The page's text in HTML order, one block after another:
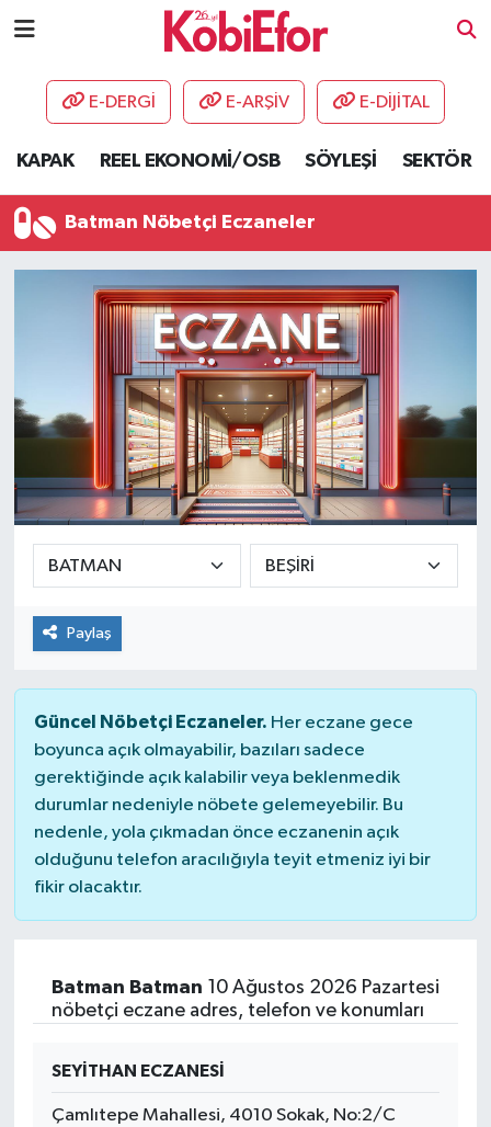
E-DERGİ E-ARŞİV E-DİJİTAL
KAPAK REEL EKONOMİ/OSB SÖYLEŞİ SEKTÖR
Batman Nöbetçi Eczaneler
Paylaş
Güncel Nöbetçi Eczaneler. Her eczane gece
boyunca açık olmayabilir, bazıları sadece
gerektiğinde açık kalabilir veya beklenmedik
durumlar nedeniyle nöbete gelemeyebilir. Bu
nedenle, yola çıkmadan önce eczanenin açık
olduğunu telefon aracılığıyla teyit etmeniz iyi bir
fikir olacaktır.
Batman Batman 10 Ağustos 2026 Pazartesi
nöbetçi eczane adres, telefon ve konumları
SEYİTHAN ECZANESİ
Çamlıtepe Mahallesi, 4010 Sokak, No:2/C
AKADEMİ
DESTEK-TEŞVİK
ETKİNLİK
GÜNCEL
HABERLER
KAPAK
OSB
SEKTÖR
ŞİRKET PANO
SÖYLEŞİ
YAŞAM